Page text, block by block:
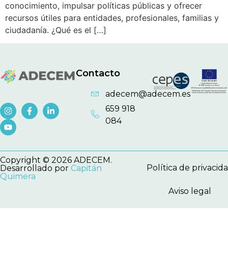
conocimiento, impulsar políticas públicas y ofrecer
recursos útiles para entidades, profesionales, familias y
ciudadanía. ¿Qué es el […]
Contacto
adecem@adecem.es
659 918
084
Copyright © 2026 ADECEM.
Desarrollado por Capitán
Quimera
Política de
Aviso legal